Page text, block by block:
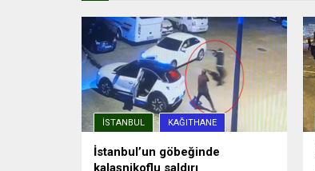
İSTANBUL KAĞITHANE
İstanbul’un göbeğinde
kalaşnikoflu saldırı